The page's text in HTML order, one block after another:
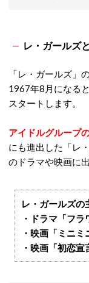
レ・ガールズ
「レ・ガールズ」
1967年8月になる
スタートします。
アイドルグループ
にも進出した「レ
のドラマや映画に出
レ・ガールズの
・ドラマ「フ
・映画「ミニミ
・映画「初恋宣